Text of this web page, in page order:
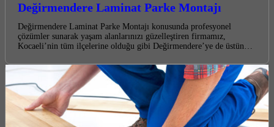
Değirmendere Laminat Parke Montajı
Değirmendere Laminat Parke Montajı konusunda profesyonel
çözümler sunarak yaşam alanlarınızı güzelleştiren firmamız,
Kocaeli’nin tüm ilçelerine olduğu gibi Değirmendere’ye de üstün…